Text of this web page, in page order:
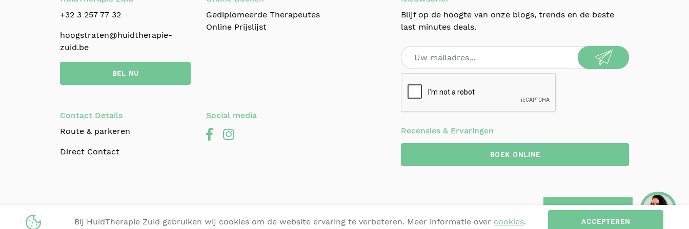
Kom in contact
+32 3 257 77 32
hoogstraten@huidtherapie-
zuid.be
BEL NU
Gediplomeerde Therapeutes
Online Prijslijst
Contact Details
Route & parkeren
Direct Contact
Social media
Blijf op de hoogte van onze blogs, trends en de beste
last minutes deals.
Recensies & Ervaringen
BOEK ONLINE
© 2024 HuidTherapie Zuid | +32 3 257 77 32 | hoogstraten@huidtherapie-zuid.be | Onderdeel van the Wellness Room - Antwerpen
Bij HuidTherapie Zuid gebruiken wij cookies om de website ervaring te verbeteren. Meer informatie over cookies. ACCEPTEREN